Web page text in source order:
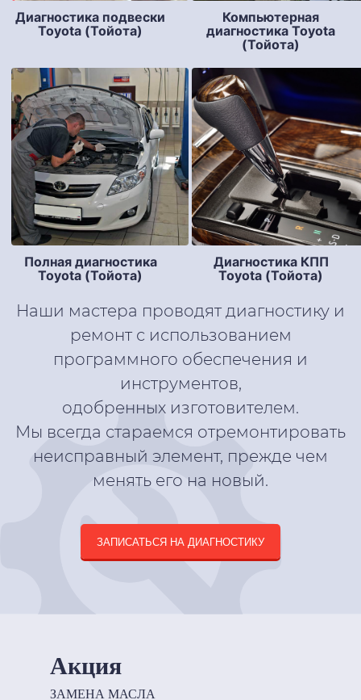
Диагностика подвески
Toyota (Тойота)
Компьютерная
диагностика Toyota
(Тойота)
Полная диагностика
Toyota (Тойота)
Диагностика КПП
Toyota (Тойота)
Наши мастера проводят диагностику и
ремонт с использованием
программного обеспечения и
инструментов,
одобренных изготовителем.
Мы всегда стараемся отремонтировать
неисправный элемент, прежде чем
менять его на новый.
ЗАПИСАТЬСЯ НА ДИАГНОСТИКУ
Акция
ЗАМЕНА МАСЛА